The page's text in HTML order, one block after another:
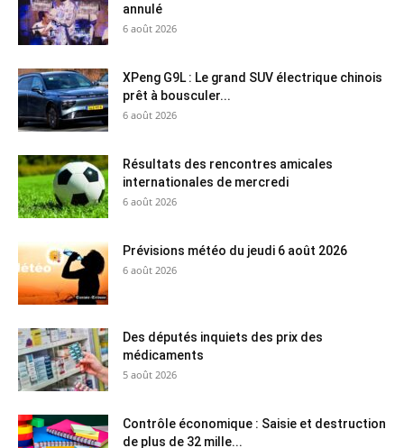
annulé
6 août 2026
XPeng G9L : Le grand SUV électrique chinois
prêt à bousculer...
6 août 2026
Résultats des rencontres amicales
internationales de mercredi
6 août 2026
Prévisions météo du jeudi 6 août 2026
6 août 2026
Des députés inquiets des prix des
médicaments
5 août 2026
Contrôle économique : Saisie et destruction
de plus de 32 mille...